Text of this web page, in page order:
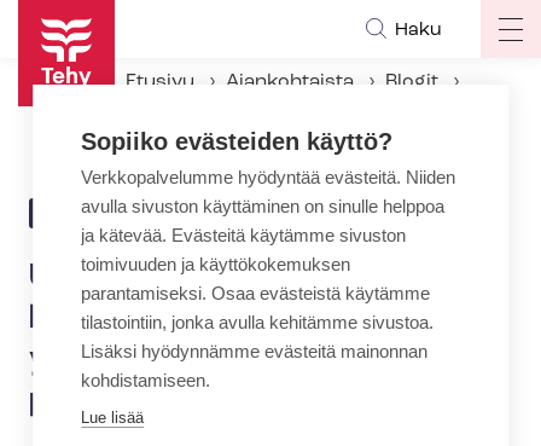
Hyppää
pääsisältöön
Haku
Etusivu Ajankohtaista
Blogit
BLOGI 16.10.2020 | 12:47
Ulkomailta rekrytoitaville
hoitajille on vihdoin luotava
yhtenäinen
pätevöitymispolku
Sopiiko evästeiden käyttö?
Verkkopalvelumme hyödyntää evästeitä. Niiden
avulla sivuston käyttäminen on sinulle helppoa
ja kätevää. Evästeitä käytämme sivuston
toimivuuden ja käyttökokemuksen
parantamiseksi. Osaa evästeistä käytämme
tilastointiin, jonka avulla kehitämme sivustoa.
Lisäksi hyödynnämme evästeitä mainonnan
kohdistamiseen.
Lue lisää